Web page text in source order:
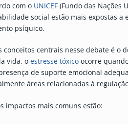
com o UNICEF (Fundo das Nações
social estão mais expostas
psíquico.
conceitos centrais nesse debate é o
vida, o estresse tóxico ocorre
de suporte emocional
áreas relacionadas à
impactos mais comuns estão: